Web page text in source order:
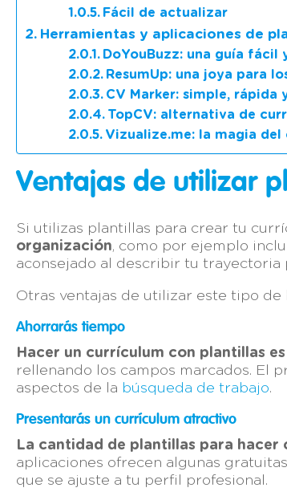
Fácil de actualizar
Herramientas y aplicaciones de
DoYouBuzz: una guía fácil
ResumUp: una joya para
CV Marker: simple,
TopCV: alternativa de
Vizualize.me: la magia
Ventajas de utilizar
Si utilizas plantillas para crear tu
organización, como por ejemplo
aconsejado al describir tu trayectoria
Otras ventajas de utilizar este tipo de
Ahorrarás tiempo
Hacer un currículum con plantillas
rellenando los campos marcados. El
aspectos de la búsqueda de trabajo.
Presentarás un currículum atractivo
La cantidad de plantillas para
aplicaciones ofrecen algunas
que se ajuste a tu perfil profesional.